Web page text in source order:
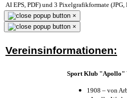
AI EPS, PDF) und 3 Pixelgrafikformate (JPG,
×
×
Vereinsinformationen:
Sport Klub "Apollo"
1908 – von